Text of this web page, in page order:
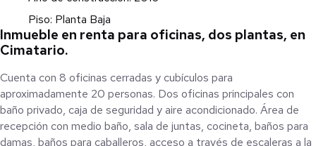
Piso: Planta Baja
Inmueble en renta para oficinas, dos plantas, en
Cimatario.
Cuenta con 8 oficinas cerradas y cubículos para
aproximadamente 20 personas. Dos oficinas principales con
baño privado, caja de seguridad y aire acondicionado. Área de
recepción con medio baño, sala de juntas, cocineta, baños para
damas, baños para caballeros, acceso a través de escaleras a la